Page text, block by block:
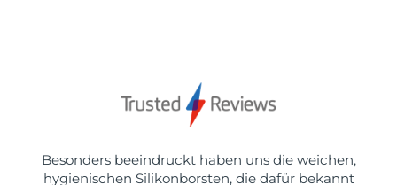
Besonders beeindruckt haben uns die weichen,
hygienischen Silikonborsten, die dafür bekannt